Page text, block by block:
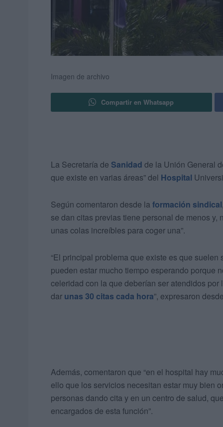
Imagen de archivo
Compartir en Whatsapp
La Secretaría de Sanidad de la Unión General
que existe en varias áreas” del Hospital
Según comentaron desde la formación sindical
se dan citas previas tiene personal de menos
unas colas increíbles para coger una”.
“El principal problema que existe es que
pueden estar mucho tiempo esperando porque
celeridad con la que deberían ser atendidos
dar unas 30 citas cada hora”, expresaron
Además, comentaron que “en el hospital hay
ello que los servicios necesitan estar muy bien
personas dando cita y en un centro de salud,
encargados de esta función”.